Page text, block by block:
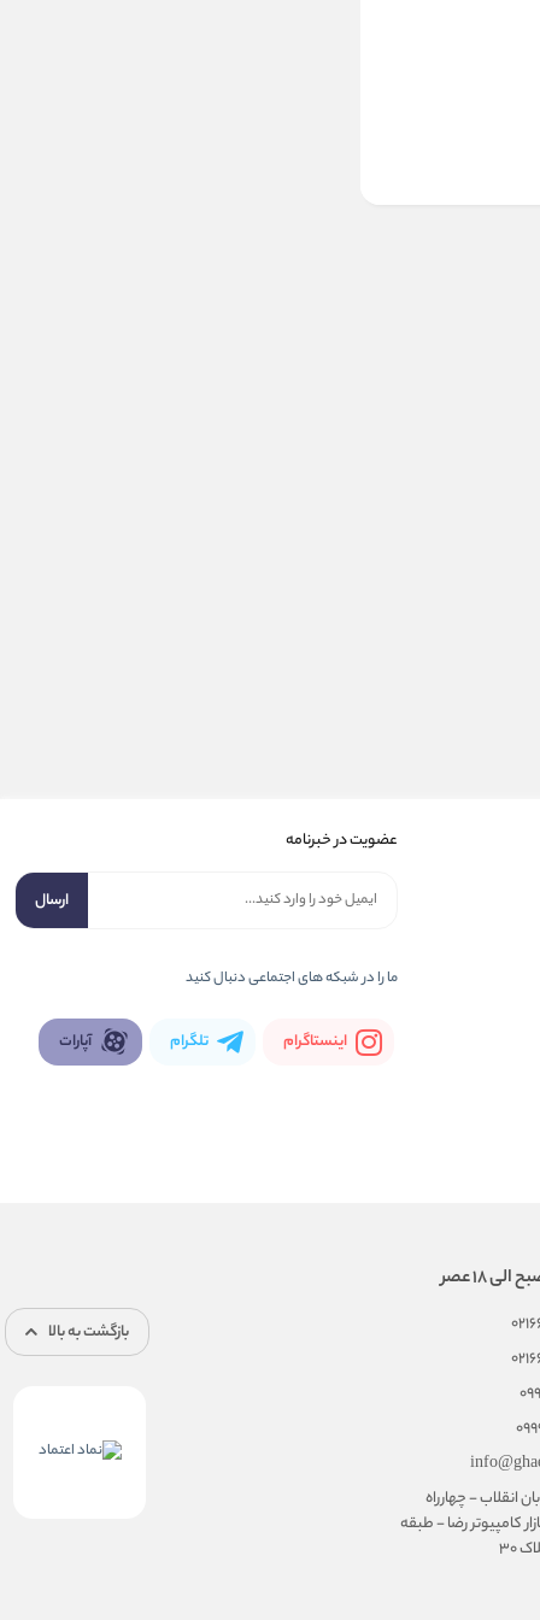
عضویت در خبرنامه
ارسال
ما را در شبكه های اجتماعی دنبال کنید
اینستاگرام تلگرام آپارات
انقلاب - چهارراه
کامپیوتر رضا - طبقه
30
بازگشت به بالا